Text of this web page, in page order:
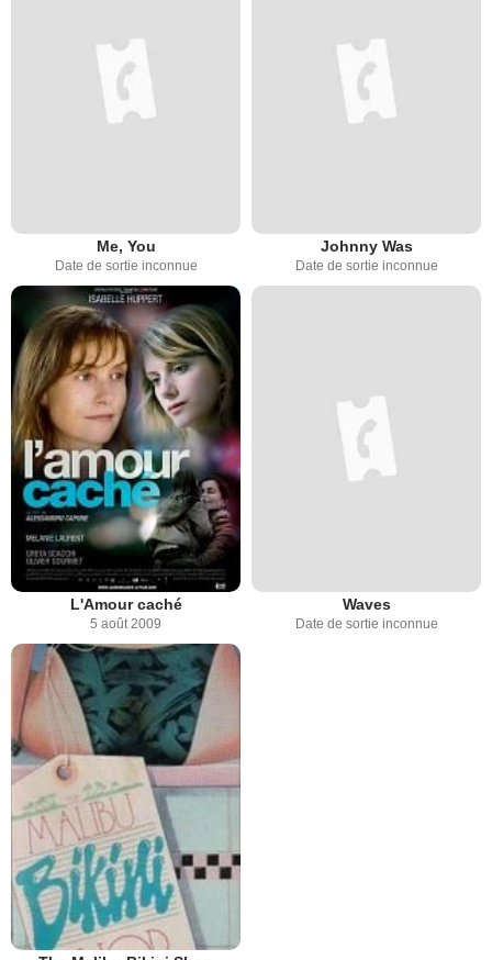
Me, You
Date de sortie inconnue
Johnny Was
Date de sortie inconnue
L'Amour caché
5 août 2009
Waves
Date de sortie inconnue